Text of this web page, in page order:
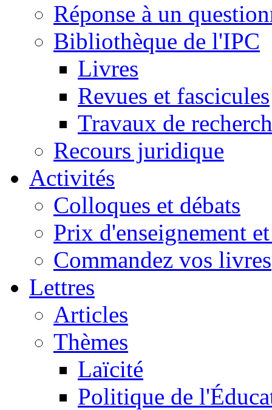
Réponse à un
Bibliothèque de l'IPC
Livres
Revues et fascicules
Travaux de
Recours juridique
Activités
Colloques et débats
Prix d'enseignement
Commandez vos livres
Lettres
Articles
Thèmes
Laïcité
Politique de